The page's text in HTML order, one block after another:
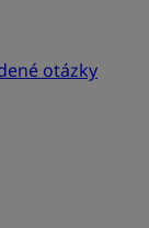
otázky